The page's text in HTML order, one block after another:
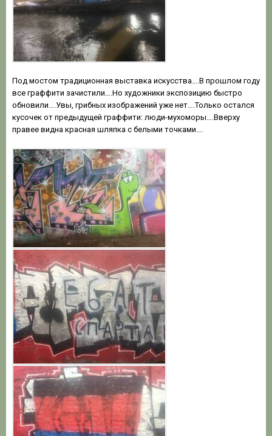
Под мостом традиционная выставка искусства….В прошлом году
все граффити зачистили….Но художники экспозицию быстро
обновили….Увы, грибных изображений уже нет….Только остался
кусочек от предыдущей граффити: люди-мухоморы….Вверху
правее видна красная шляпка с белыми точками….